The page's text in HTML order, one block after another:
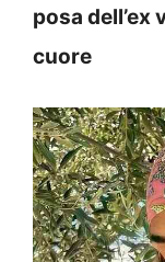
posa dell’ex
cuore